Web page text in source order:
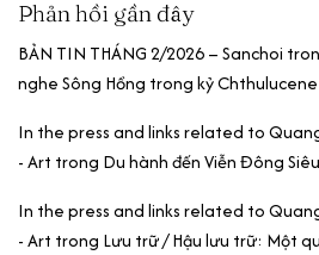
Phản hồi gần đây
BẢN TIN THÁNG 2/2026 – Sanchoi
nghe Sông Hồng trong kỷ Chthulucene
In the press and links related to
- Art trong Du hành đến Viễn Đông
In the press and links related to
- Art trong Lưu trữ / Hậu lưu trữ: Một